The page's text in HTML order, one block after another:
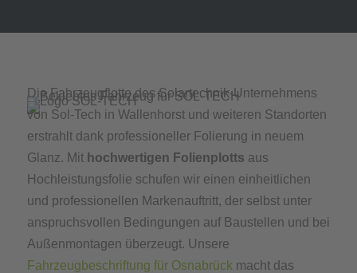
Die Fahrzeugflotte des Solartechnik-Unternehmens
von Sol-Tech in Wallenhorst und weiteren Standorten
erstrahlt dank professioneller Folierung in neuem
Glanz. Mit hochwertigen Folienplotts aus
Hochleistungsfolie schufen wir einen einheitlichen
und professionellen Markenauftritt, der selbst unter
anspruchsvollen Bedingungen auf Baustellen und bei
Außenmontagen überzeugt. Unsere
Fahrzeugbeschriftung für Osnabrückmacht das